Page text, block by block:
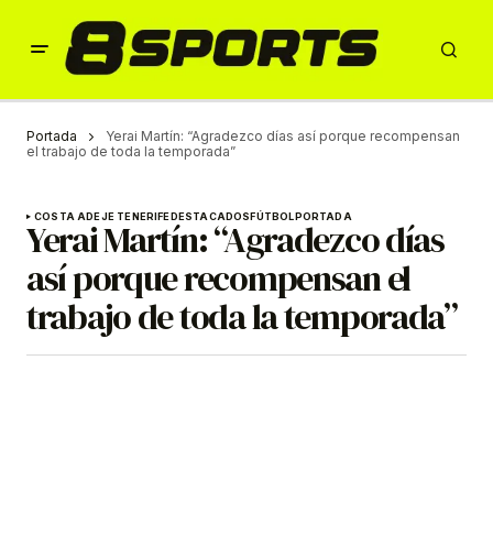
Portada
Yerai Martín: “Agradezco días así porque recompensan
el trabajo de toda la temporada”
COSTA ADEJE TENERIFEDESTACADOSFÚTBOLPORTADA
Yerai Martín: “Agradezco días
así porque recompensan el
trabajo de toda la temporada”